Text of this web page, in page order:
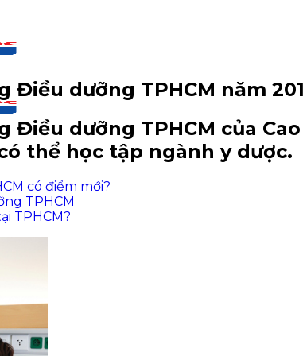
Điều dưỡng TPHCM năm
Điều dưỡng TPHCM của
thể học tập ngành y dược.
có điểm mới?
TPHCM
TPHCM?